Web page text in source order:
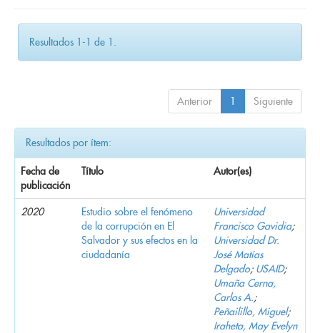
Resultados 1-1 de 1.
Anterior 1 Siguiente
Resultados por ítem:
Fecha de
publicación
Título Autor(es)
2020
Estudio sobre el fenómeno
de la corrupción en El
Salvador y sus efectos en la
ciudadanía
Universidad
Francisco Gavidia;
Universidad Dr.
José Matías
Delgado; USAID;
Umaña Cerna,
Carlos A.;
Peñailillo, Miguel;
Iraheta, May Evelyn